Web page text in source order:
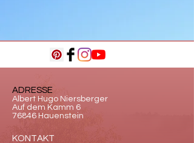
ADRESSE
Albert Hugo Niersberger
Auf dem Kamm 6
76846 Hauenstein
KONTAKT